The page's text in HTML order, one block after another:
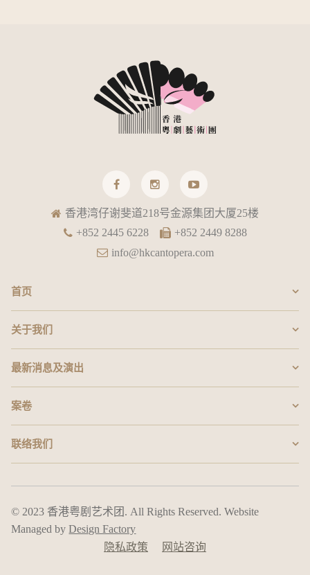
香港湾仔谢斐道218号金源集团大厦25楼
+852 2445 6228
+852 2449 8288
info@hkcantopera.com
首页
关于我们
最新消息及演出
案卷
联络我们
© 2023 香港粤剧艺术团. All Rights Reserved. Website
Managed byDesign Factory
隐私政策
网站咨询